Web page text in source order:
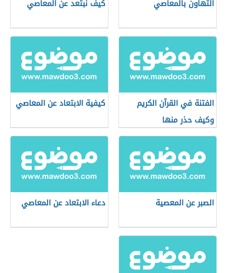
التهاون بالمعاصي كيف نبتعد عن المعاصي
الفتنة في القرآن الكريم
وكيف حذر منها
كيفية الابتعاد عن المعاصي
الصبر عن المعصية دعاء الابتعاد عن المعاصي